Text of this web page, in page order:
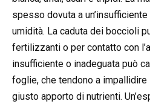
spesso dovuta a
umidità. La caduta dei boccioli
fertilizzanti o per contatto con
insufficiente o inadeguata può
foglie, che tendono a impallidire
giusto apporto di nutrienti.